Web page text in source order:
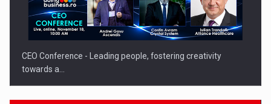
CEO Conference - Leading people, fostering creativity
towards a…